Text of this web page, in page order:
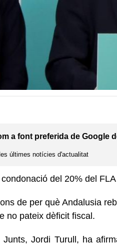
a font preferida de Google
últimes notícies d'actualitat
del 20% del
de per què Andalusia
no pateix dèficit fiscal.
Jordi Turull, ha